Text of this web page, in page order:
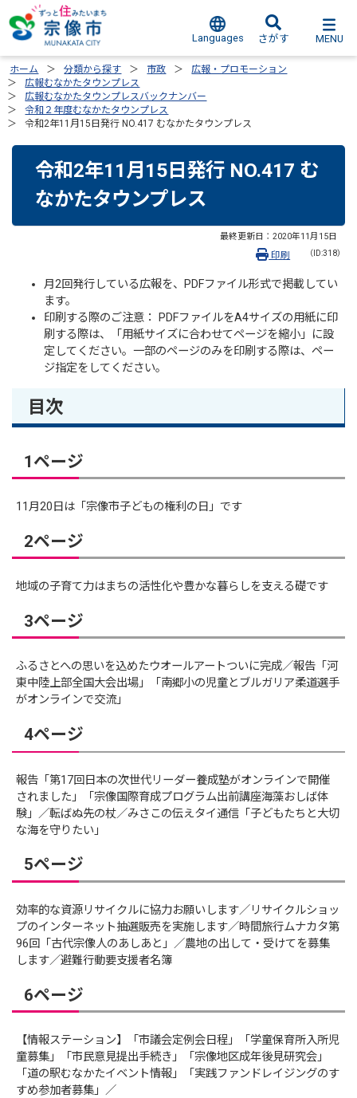
Languages さがす MENU
ホーム 分類から探す 市政
広報・プロモーション
広報むなかたタウンプレス
広報むなかたタウンプレスバックナンバー
令和２年度むなかたタウンプレス
令和2年11月15日発行 NO.417 むなかたタウンプレス
令和2年11月15日発行 NO.417 む
なかたタウンプレス
最終更新日： 2020年11月15日
（ID:318）
印刷
月2回発行している広報を、PDFファイル形式で掲載してい
ます。
印刷する際のご注意： PDFファイルをA4サイズの用紙に印
刷する際は、「用紙サイズに合わせてページを縮小」に設
定してください。一部のページのみを印刷する際は、ペー
ジ指定をしてください。
目次
1ページ
11月20日は「宗像市子どもの権利の日」です
2ページ
地域の子育て力はまちの活性化や豊かな暮らしを支える礎です
3ページ
ふるさとへの思いを込めたウオールアートついに完成／報告「河
東中陸上部全国大会出場」「南郷小の児童とブルガリア柔道選手
がオンラインで交流」
4ページ
報告「第17回日本の次世代リーダー養成塾がオンラインで開催
されました」「宗像国際育成プログラム出前講座海藻おしば体
験」／転ばぬ先の杖／みさこの伝えタイ通信「子どもたちと大切
な海を守りたい」
5ページ
効率的な資源リサイクルに協力お願いします／リサイクルショッ
プのインターネット抽選販売を実施します／時間旅行ムナカタ第
96回「古代宗像人のあしあと」／農地の出して・受けてを募集
します／避難行動要支援者名簿
6ページ
【情報ステーション】「市議会定例会日程」「学童保育所入所児
童募集」「市民意見提出手続き」「宗像地区成年後見研究会」
「道の駅むなかたイベント情報」「実践ファンドレイジングのす
すめ参加者募集」／